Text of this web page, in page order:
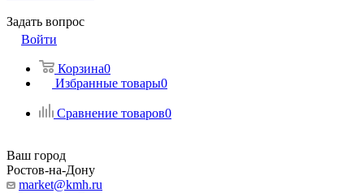
Задать вопрос
Войти
Корзина0
Избранные товары0
Сравнение товаров0
Ваш город
Ростов-на-Дону
market@kmh.ru